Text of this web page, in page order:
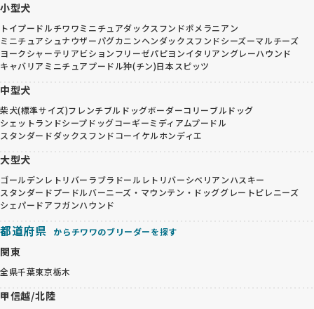
小型犬
トイプードルチワワミニチュアダックスフンドポメラニアン
ミニチュアシュナウザーパグカニンヘンダックスフンドシーズーマルチーズ
ヨークシャーテリアビションフリーゼパピヨンイタリアングレーハウンド
キャバリア ミニチュアプードル狆(チン)日本スピッツ
中型犬
柴犬(標準サイズ)フレンチブルドッグボーダーコリーブルドッグ
シェットランドシープドッグコーギーミディアムプードル
スタンダードダックスフンドコーイケルホンディエ
大型犬
ゴールデンレトリバー ラブラドールレトリバーシベリアンハスキー
スタンダードプードルバーニーズ・マウンテン・ドッググレートピレニーズ
シェパードアフガンハウンド
都道府県 からチワワのブリーダーを探す
関東
全県千葉東京栃木
甲信越/北陸